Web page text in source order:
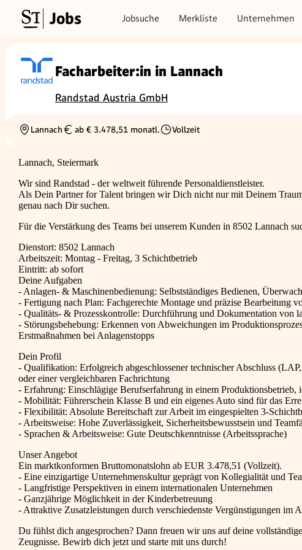
Jobs Jobsuche Merkliste Unternehmen
Facharbeiter:in in Lannach
Randstad Austria GmbH
Ortschaft
Lannach
Gehalt
ab € 3.478,51 monatl.
Beschäftigungsart
Vollzeit
Lannach, Steiermark
Wir sind Randstad - der weltweit führende Personaldienstleister.
Als Dein Partner for Talent bringen wir Dich nicht nur mit Deinem
genau nach Dir suchen.
Für die Verstärkung des Teams bei unserem Kunden in 8502 Lannach
Dienstort: 8502 Lannach
Arbeitszeit: Montag - Freitag, 3 Schichtbetrieb
Eintritt: ab sofort
Deine Aufgaben
- Anlagen- & Maschinenbedienung: Selbstständiges Bedienen,
- Fertigung nach Plan: Fachgerechte Montage und präzise Bearbeitung
- Qualitäts- & Prozesskontrolle: Durchführung und Dokumentation von
- Störungsbehebung: Erkennen von Abweichungen im
Erstmaßnahmen bei Anlagenstopps
Dein Profil
- Qualifikation: Erfolgreich abgeschlossener technischer Abschluss
oder einer vergleichbaren Fachrichtung
- Erfahrung: Einschlägige Berufserfahrung in einem
- Mobilität: Führerschein Klasse B und ein eigenes Auto sind für das
- Flexibilität: Absolute Bereitschaft zur Arbeit im eingespielten 3-
- Arbeitsweise: Hohe Zuverlässigkeit, Sicherheitsbewusstsein und
- Sprachen & Arbeitsweise: Gute Deutschkenntnisse (Arbeitssprache)
Unser Angebot
Ein marktkonformen Bruttomonatslohn ab EUR 3.478,51 (Vollzeit).
- Eine einzigartige Unternehmenskultur geprägt von Kollegialität und
- Langfristige Perspektiven in einem internationalen Unternehmen
- Ganzjährige Möglichkeit in der Kinderbetreuung
- Attraktive Zusatzleistungen durch verschiedenste Vergünstigungen im
Du fühlst dich angesprochen? Dann freuen wir uns auf deine
Zeugnisse. Bewirb dich jetzt und starte mit uns durch!